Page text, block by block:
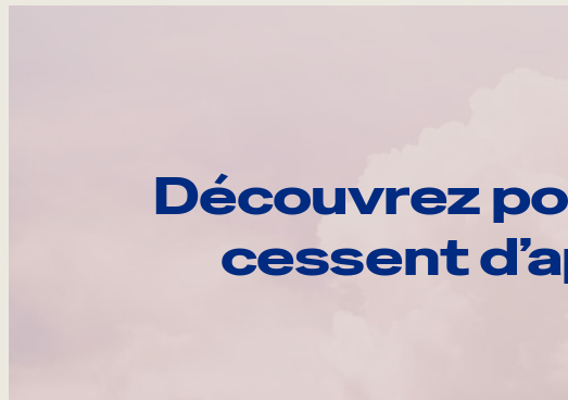
Découvrez
cessent